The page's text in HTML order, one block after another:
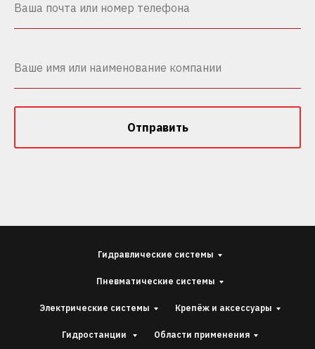
Отправить
Гидравлические системы
Пневматические системы
Электрические системы Крепёж и аксессуары
Гидростанции Области применения